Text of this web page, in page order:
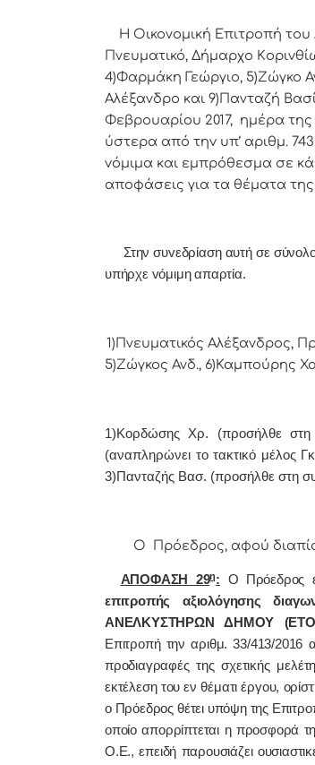
Η Οικονομική Επιτρoπή τoυ
Πνευματικό, Δήμαρχo
4)Φαρμάκη Γεώργιο, 5)Ζώγκο
Αλέξανδρο και 9)Πανταζή
Φεβρουαρίου 2017, ημέρα της
ύστερα από τηv υπ’ αριθμ.
vόμιμα και εμπρόθεσμα σε
απoφάσεις για τα θέματα
Στην συvεδρίαση αυτή σε σύνολο
υπήρχε vόμιμη απαρτία.
1)Πνευματικός Αλέξανδρος,
5)Ζώγκος Ανδ., 6)Καμπούρης
1)Κορδώσης Χρ. (προσήλθε στη
(αναπληρώνει το τακτικό μέλος
3)Πανταζής Βασ. (προσήλθε στη
Ο Πρόεδρος, αφού
ΑΠΟΦΑΣΗ 29η: Ο Πρόεδρος
επιτροπής αξιολόγησης
ΑΝΕΛΚΥΣΤΗΡΩΝ ΔΗΜΟΥ
Επιτροπή την αριθμ. 33/413/2016
προδιαγραφές της σχετικής
εκτέλεση του εν θέματι έργου,
ο Πρόεδρος θέτει υπόψη της
οποίο απορρίπτεται η προσφορά
Ο.Ε., επειδή παρουσιάζει